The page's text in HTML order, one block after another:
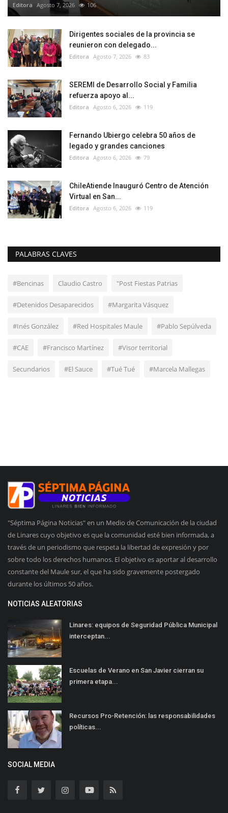
Editora Agosto 7, 2026 106
Dirigentes sociales de la provincia se
reunieron con delegado...
Editora Agosto 7, 2026 83
SEREMI de Desarrollo Social y Familia
refuerza apoyo al...
Editora Agosto 6, 2026 119
Fernando Ubiergo celebra 50 años de
legado y grandes canciones
Editora Agosto 6, 2026 79
ChileAtiende Inauguró Centro de Atención
Virtual en San...
Editora Agosto 6, 2026 119
PALABRAS CLAVES
#Bencinas Claudio Castro "Post Fiestas Patrias
#Detenidos Desaparecidos #Margarita Vásquez
#Inés González #Red Hospitales Maule #Pablo Sepúlveda
#CAE #Francisco Martínez #Visor territorial
Secundarios #El Sauce #Tué Tué #Marcela Mallegas
"Séptima Página Noticias" en un Medio de Comunicación de la ciudad
de Linares cuyo objetivo es que la comunidad esté bien informada, a
través de un periodismo que respeta la libertad de expresión y por
sobre todo los derechos humanos. El objetivo es aportar al desarrollo
constante del Maule sur, el que ha sido gravemente postergado
durante los últimos 50 años.
NOTICIAS ALEATORIAS
Linares: equipos de Seguridad Pública Municipal
interceptan...
Escuelas de Verano en San Javier cierran su
primera etapa...
Recursos Pro-Retención: las responsabilidades
políticas...
SOCIAL MEDIA